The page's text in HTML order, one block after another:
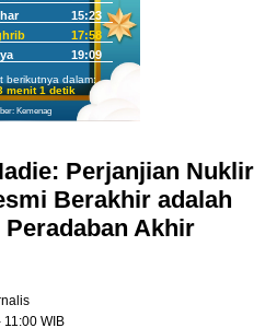
15:23
17:58
19:09
berikutnya dalam:
menit 0 detik
Kemenag
Perjanjian Nuklir
Berakhir adalah
Akhir
11:00 WIB